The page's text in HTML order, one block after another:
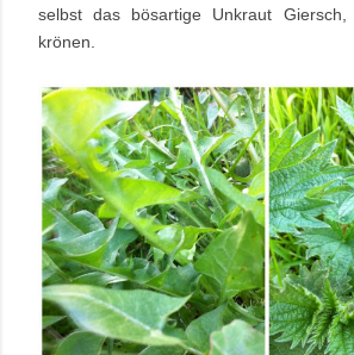
selbst das bösartige Unkraut
krönen.